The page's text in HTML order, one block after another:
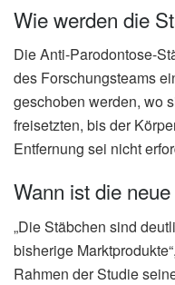
Wie werden die
Die Anti-Parodontose-
des Forschungsteams
geschoben werden, wo
freisetzten, bis der
Entfernung sei nicht
Wann ist die
„Die Stäbchen sind
bisherige
Rahmen der Studie